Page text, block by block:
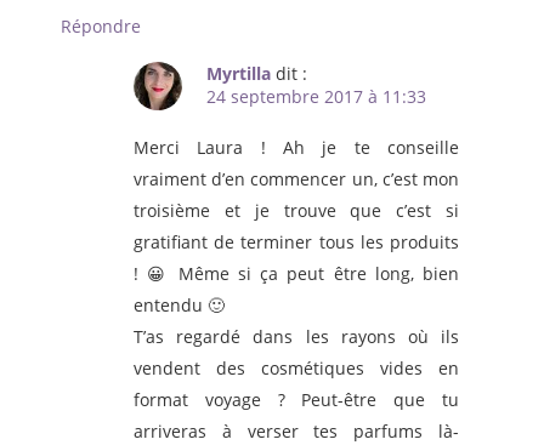
Répondre
Myrtilla dit :
24 septembre 2017 à 11:33
Merci Laura ! Ah je te conseille
vraiment d’en commencer un, c’est mon
troisième et je trouve que c’est si
gratifiant de terminer tous les produits
! 😀 Même si ça peut être long, bien
entendu 🙂
T’as regardé dans les rayons où ils
vendent des cosmétiques vides en
format voyage ? Peut-être que tu
arriveras à verser tes parfums là-